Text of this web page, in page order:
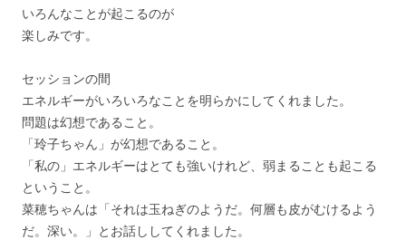
いろんなことが起こるのが
楽しみです。
セッションの間
エネルギーがいろいろなことを明らかにしてくれました。
問題は幻想であること。
「玲子ちゃん」が幻想であること。
「私の」エネルギーはとても強いけれど、 弱まることも起こる
ということ。
菜穂ちゃんは「それは玉ねぎのようだ。何層も皮がむけるよう
だ。 深い。」とお話ししてくれました。